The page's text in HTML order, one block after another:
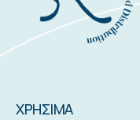
ΧΡΗΣΙΜΑ